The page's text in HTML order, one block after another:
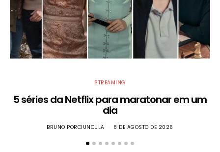
STREAMING
5 séries da Netflix para maratonar em um
dia
BRUNO PORCIUNCULA 8 DE AGOSTO DE 2026